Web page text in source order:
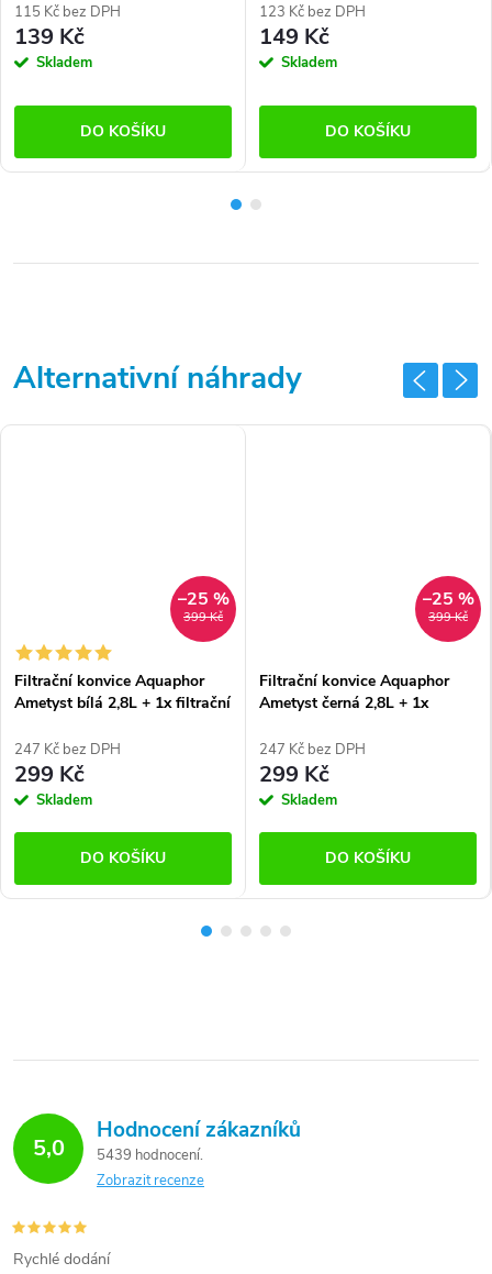
115 Kč bez DPH
139 Kč
Skladem
DO KOŠÍKU
123 Kč bez DPH
149 Kč
Skladem
DO KOŠÍKU
399 Kč
–25 %
Filtrační konvice Aquaphor
Ametyst bílá 2,8L + 1x filtrační
247 Kč bez DPH
299 Kč
Skladem
DO KOŠÍKU
399 Kč
–25 %
Filtrační konvice Aquaphor
Ametyst černá 2,8L + 1x
247 Kč bez DPH
299 Kč
Skladem
DO KOŠÍKU
5,0
Hodnocení zákazníků
5439 hodnocení
Zobrazit recenze
Rychlé dodání